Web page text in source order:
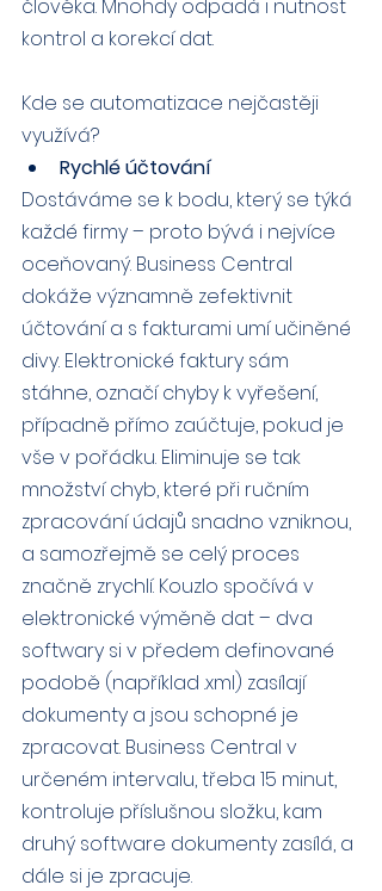
člověka. Mnohdy odpadá i nutnost
kontrol a korekcí dat.
Kde se automatizace nejčastěji
využívá?
Rychlé účtování
Dostáváme se k bodu, který se týká
každé firmy – proto bývá i nejvíce
oceňovaný. Business Central
dokáže významně zefektivnit
účtování a s fakturami umí učiněné
divy. Elektronické faktury sám
stáhne, označí chyby k vyřešení,
případně přímo zaúčtuje, pokud je
vše v pořádku. Eliminuje se tak
množství chyb, které při ručním
zpracování údajů snadno vzniknou,
a samozřejmě se celý proces
značně zrychlí. Kouzlo spočívá v
elektronické výměně dat – dva
softwary si v předem definované
podobě (například .xml) zasílají
dokumenty a jsou schopné je
zpracovat. Business Central v
určeném intervalu, třeba 15 minut,
kontroluje příslušnou složku, kam
druhý software dokumenty zasílá, a
dále si je zpracuje.